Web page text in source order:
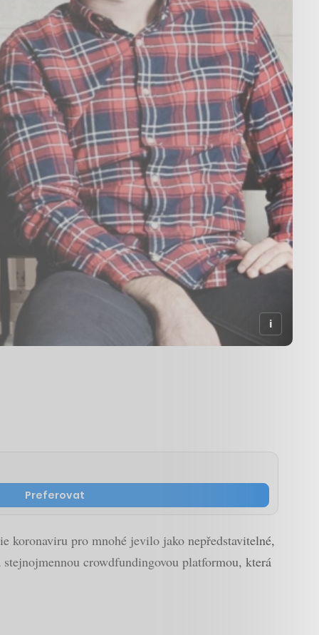
Preferovat
koronaviru pro mnohé jevilo jako nepředstavitelné,
crowdfundingovou platformou, která